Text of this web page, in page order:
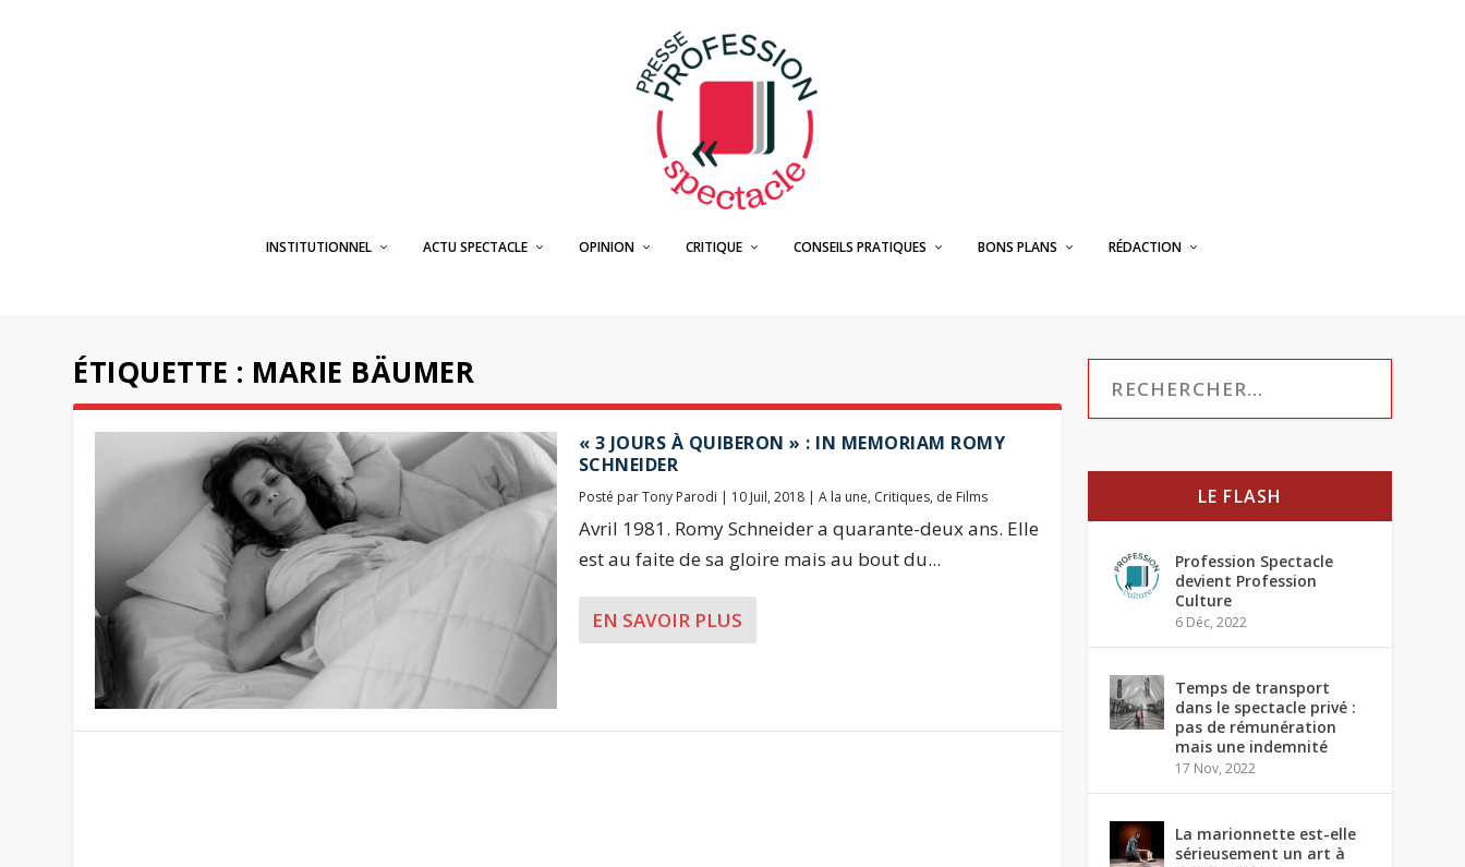
INSTITUTIONNEL ACTU SPECTACLE OPINION CRITIQUE CONSEILS PRATIQUES BONS PLANS RÉDACTION
ÉTIQUETTE : MARIE BÄUMER
« 3 JOURS À QUIBERON » : IN MEMORIAM ROMY
SCHNEIDER
Posté parTony Parodi | 10 Juil, 2018| A la une, Critiques, de Films
Avril 1981. Romy Schneider a quarante-deux ans. Elle
est au faite de sa gloire mais au bout du...
EN SAVOIR PLUS
LE FLASH
Profession Spectacle
devient Profession
Culture
6 Déc, 2022
Temps de transport
dans le spectacle privé :
pas de rémunération
mais une indemnité
17 Nov, 2022
La marionnette est-elle
sérieusement un art à